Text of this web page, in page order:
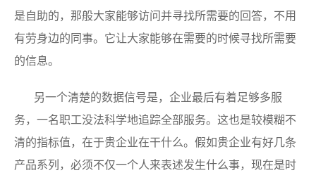
是自助的，那般大家能够访问并寻找所需要的回答，不用
有劳身边的同事。它让大家能够在需要的时候寻找所需要
的信息。
另一个清楚的数据信号是，企业最后有着足够多服
务，一名职工没法科学地追踪全部服务。这也是较模糊不
清的指标值，在于贵企业在干什么。假如贵企业有好几条
产品系列，必须不仅一个人来表述发生什么事，现在是时